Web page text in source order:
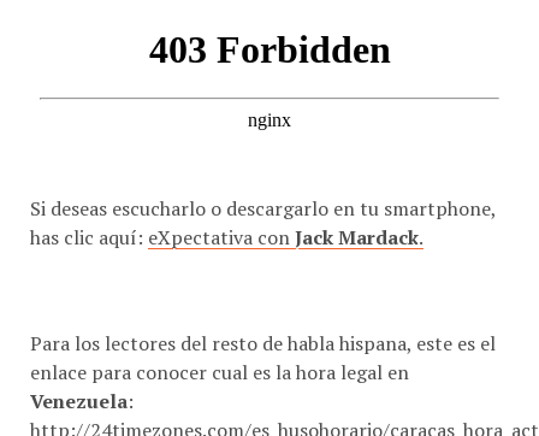
Si deseas escucharlo o descargarlo en tu smartphone,
has clic aquí: eXpectativa conJack Mardack
Para los lectores del resto de habla hispana, este es el
enlace para conocer cual es la hora legal en
Venezuela:
http://24timezones.com/es_husohorario/